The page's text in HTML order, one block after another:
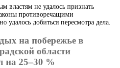
властям не удалось признать
противоречащими
удалось добиться пересмотра дела.
на побережье в
области
на 25–30 %